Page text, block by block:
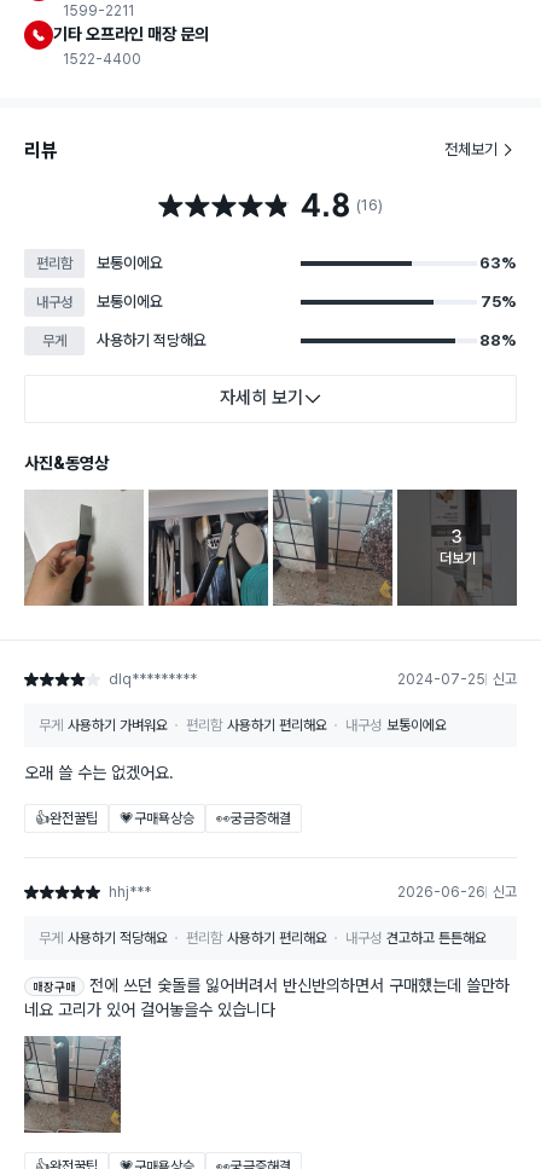
1599-2211
기타 오프라인 매장 문의
1522-4400
리뷰 전체보기
별점 4.8점 4.8 (16)
편리함 보통이에요 63%
내구성 보통이에요 75%
무게 사용하기 적당해요 88%
자세히 보기
사진&동영상
고객 리뷰
3
더보기
별점 4점 dlq********* 2024-07-25 신고
무게 사용하기 가벼워요 편리함 사용하기 편리해요 내구성 보통이에요
오래 쓸 수는 없겠어요.
👍완전꿀팁 💗구매욕상승 👀궁금증해결
별점 5점 hhj*** 2026-06-26 신고
무게 사용하기 적당해요 편리함 사용하기 편리해요 내구성 견고하고 튼튼해요
매장구매
전에 쓰던 숯돌를 잃어버려서 반신반의하면서 구매했는데 쓸만하
네요 고리가 있어 걸어놓을수 있습니다